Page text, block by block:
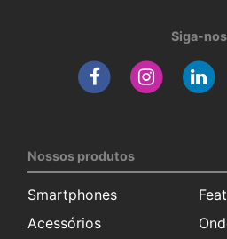
Siga-nos
Nossos produtos
Smartphones
Acessórios